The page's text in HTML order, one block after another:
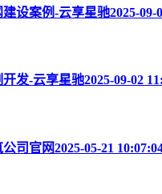
设案例-云享星驰2025-09-
开发-云享星驰2025-09-02
司官网2025-05-21